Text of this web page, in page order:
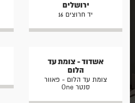
ירושלים
יד חרוצים 16
אשדוד - צומת עד
הלום
צומת עד הלום - פאוור
סנטר One